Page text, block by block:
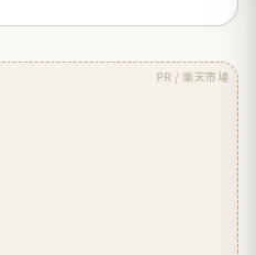
PR / 楽天市場